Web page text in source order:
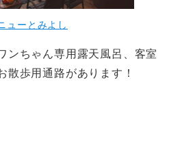
ューとみよし
ンちゃん専用露天風呂、客室
散歩用通路があります！